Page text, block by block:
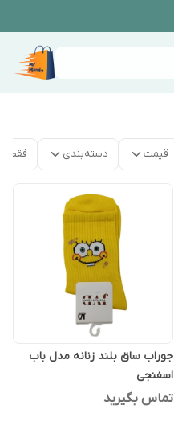
قیمت دسته‌بندی فقط
جوراب ساق بلند زنانه مدل باب
اسفنجی
تماس بگیرید